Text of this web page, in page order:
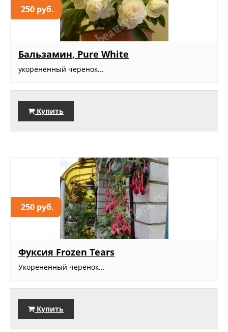
250 руб.
Бальзамин, Pure White
укорененный черенок...
Купить
250 руб.
Фуксия Frozen Tears
Укорененный черенок...
Купить